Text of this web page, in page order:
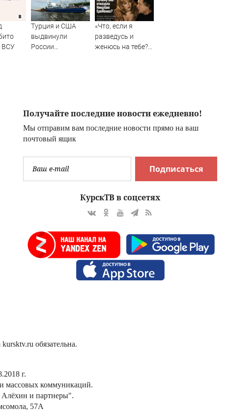
ВСУ
Турция и США
выдвинули
России
«Что, если я
разведусь и
женюсь на тебе?»:
сих пор ✿✔️
TVCenter.ru
Получайте последние новости ежедневно!
Мы отправим вам последние новости прямо на ваш
почтовый ящик
Подписаться
КурскТВ в соцсетях
обязательна.
г.
массовых коммуникаций.
Алёхин и партнеры".
57А